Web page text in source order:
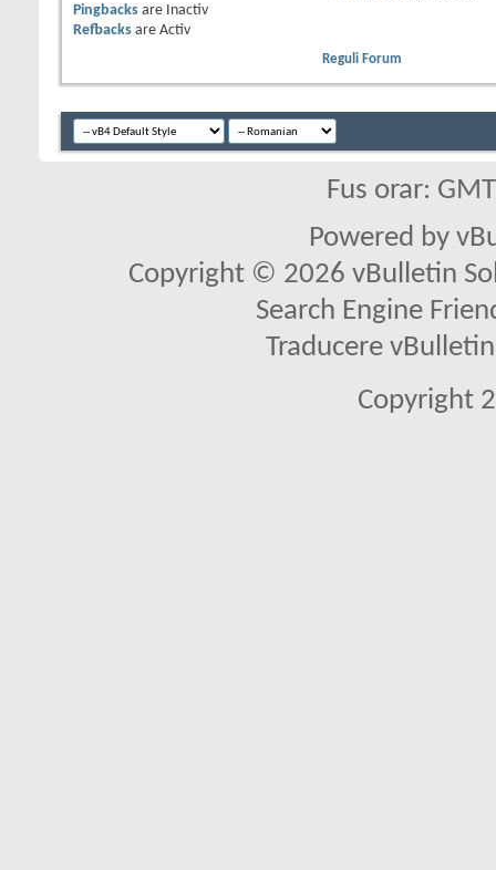
Pingbacks are
Inactiv
Refbacks are Activ
Reguli Forum
Fus orar:
Powered by
Copyright © 2026 vBulletin
Search Engine
Traducere
Copyright